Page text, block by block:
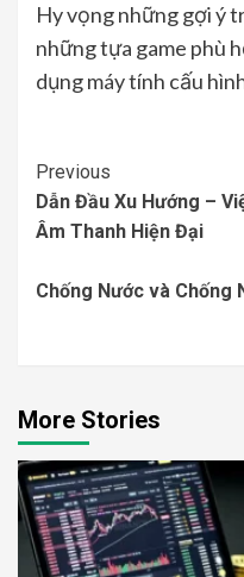
Hy vọng những gợi ý
những tựa game phù
dụng máy tính cấu
Continue
Reading
Previous
Dẫn Đầu Xu Hướng –
Âm Thanh Hiện Đại
Chống Nước và Chống
More Stories